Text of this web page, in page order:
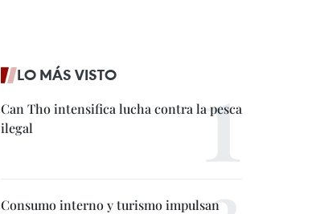
LO MÁS VISTO
Can Tho intensifica lucha contra la pesca
ilegal
Consumo interno y turismo impulsan